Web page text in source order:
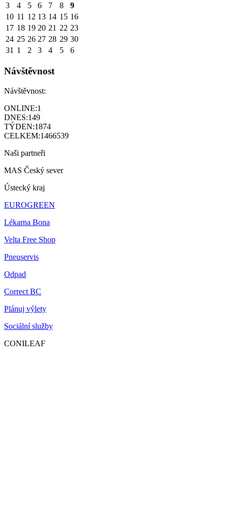
3
4 5 6 7 8
9
10 11 12 13 14 15 16
17 18 19 20 21 22 23
24 25 26 27 28 29 30
31 1 2 3 4 5 6
Návštěvnost
Návštěvnost:
ONLINE:1
DNES:149
TÝDEN:1874
CELKEM:1466539
Naši partneři
MAS Český sever
Ústecký kraj
EUROGREEN
Lékarna Bona
Velta Free Shop
Pneuservis
Odpad
Correct BC
Plánuj výlety
Sociální služby
CONILEAF